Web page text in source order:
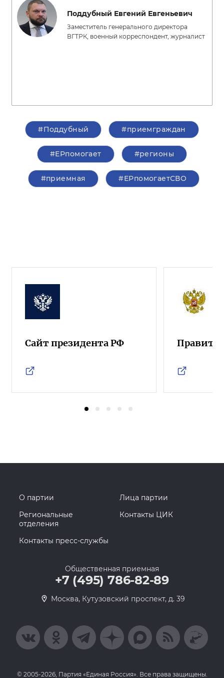
Поддубный Евгений Евгеньевич
Заместитель генерального директора
ВГТРК, военный корреспондент, журналист
#Поддубный #приемграждан
#ЕРпомогает #регионы
#приемная #ЕРпомогаетСВО
Сайт президента РФ
О партии
Лица партии
Региональные
отделения
Контакты ЦИК
Контакты пресс-службы
Общественная приемная
+7 (495) 786-82-89
Москва, Кутузовский проспект, д. 39
© 2005-2026, Партия «Единая Россия». Все права защищены.